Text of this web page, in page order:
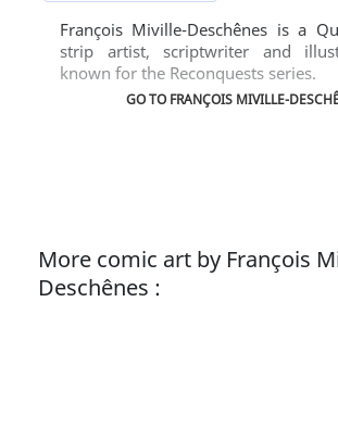
François Miville-Deschênes is a
strip artist, scriptwriter and
known for the Reconquests series.
GO TO FRANÇOIS MIVILLE-
More comic art by François
Deschênes :